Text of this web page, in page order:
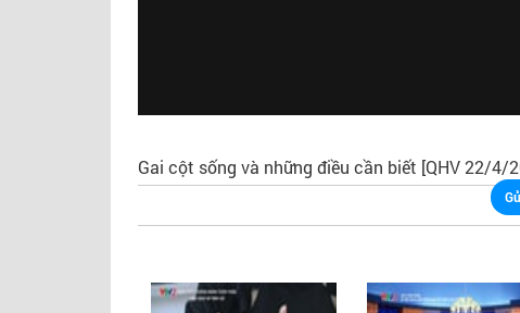
Gai cột sống và những điều cần biết [QHV 22/4/